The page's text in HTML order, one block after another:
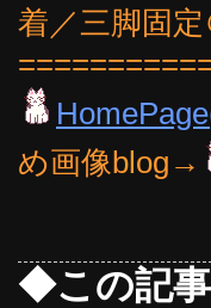
着／三脚固
め画像blog→
◆この記事